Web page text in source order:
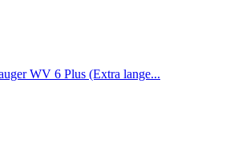
WV 6 Plus (Extra lange...